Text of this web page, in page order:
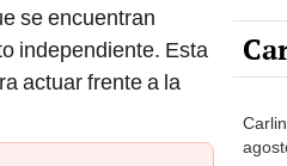
se encuentran
independiente. Esta
actuar frente a la